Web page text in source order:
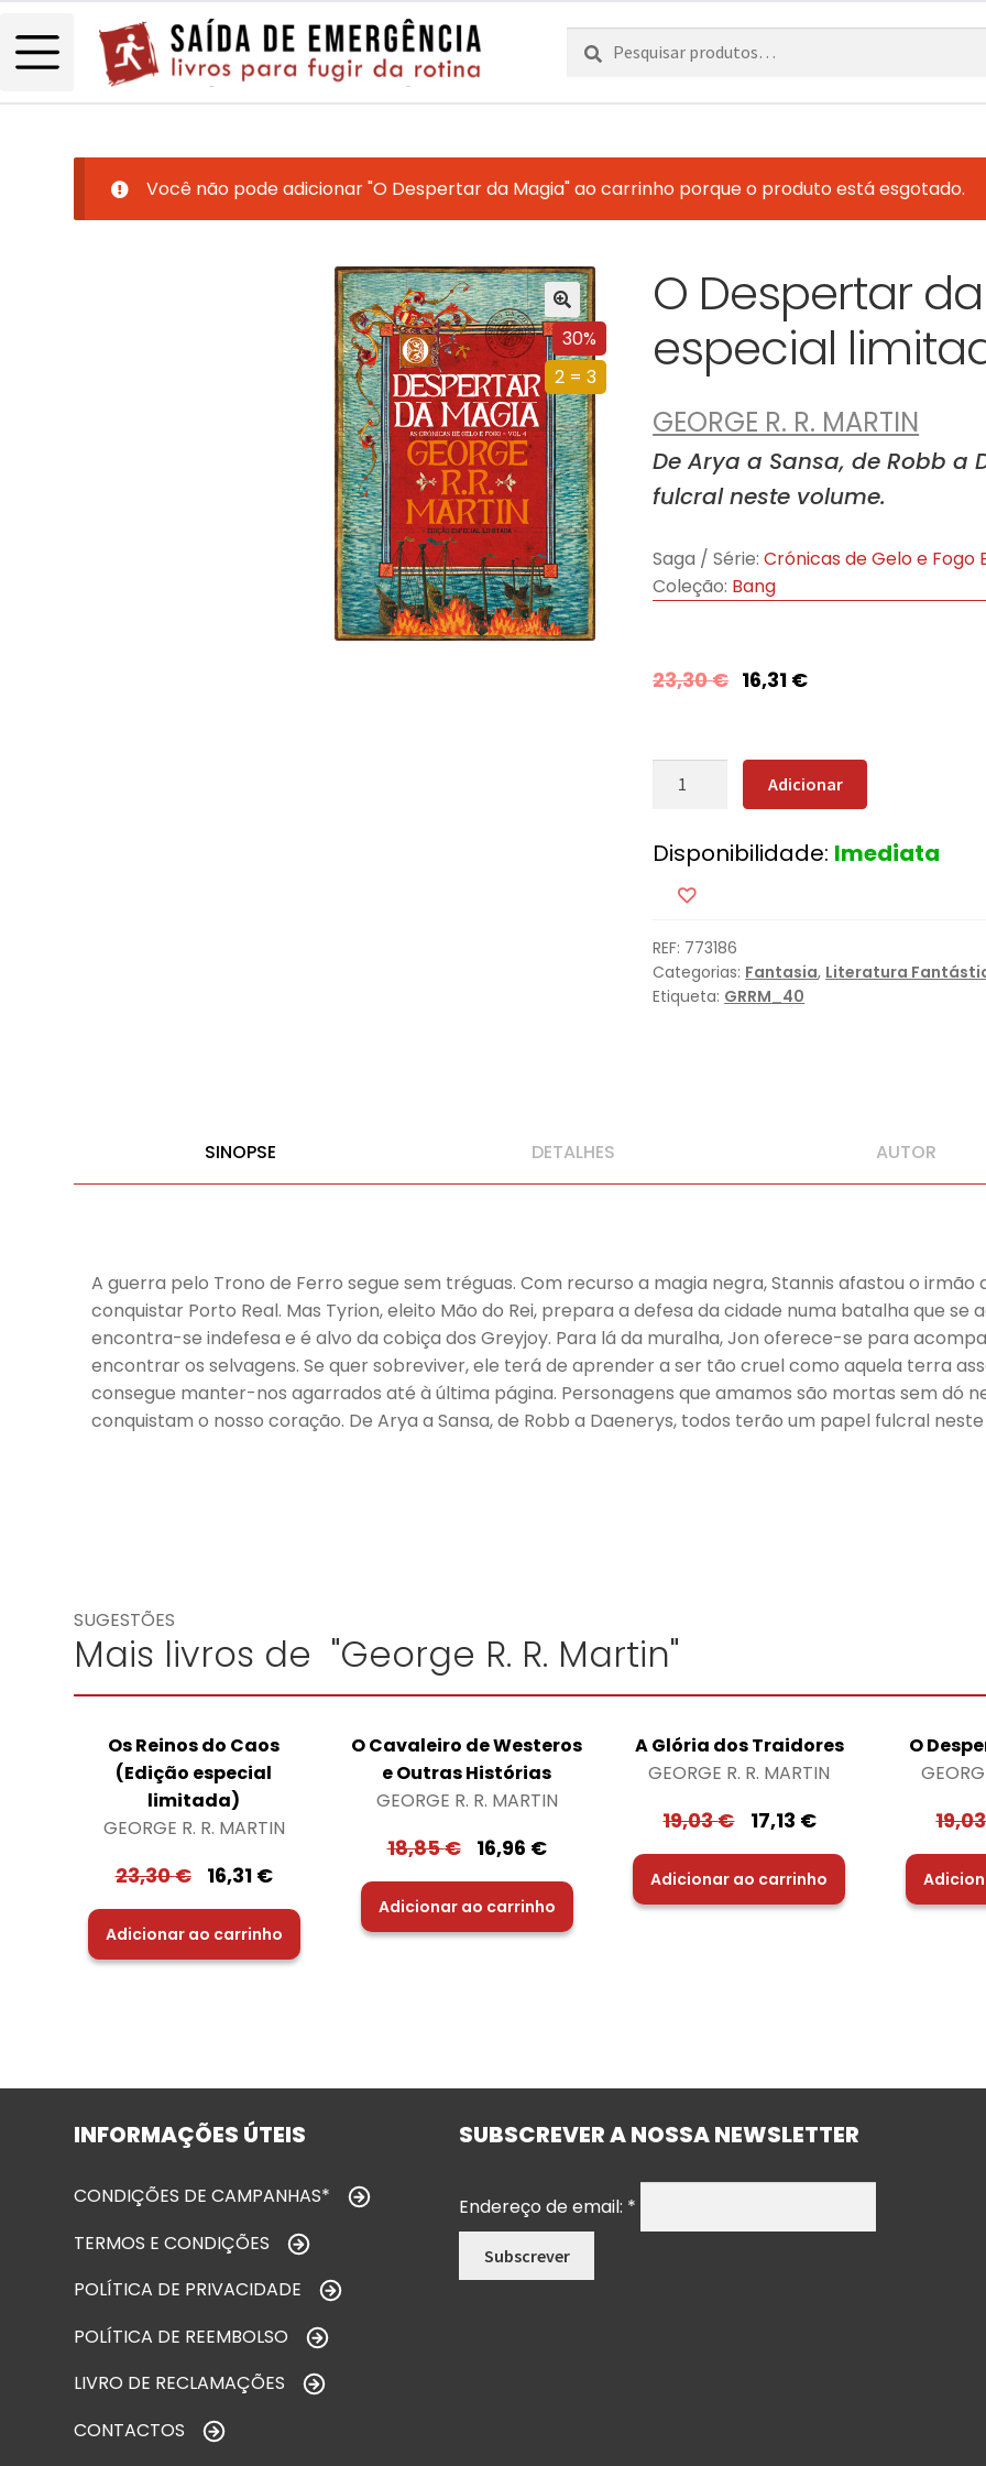
Pesquisar
por:
Pesquisa
Você não pode adicionar "O Despertar da Magia" ao carrinho porque o produto está esgotado.
30%
2 = 3
O Despertar
especial
GEORGE R. R. MARTIN
De Arya a Sansa, de Robb
fulcral neste volume.
Saga / Série: Crónicas de Gelo e Fogo
Coleção: Bang
23,30€ 16,31 €
Quantidade
Despertar
Magia
(Edição
especial
limitada)
Adicionar
Disponibilidade: Imediata
REF: 773186
Categorias: Fantasia, Literatura
Etiqueta: GRRM_40
SINOPSE DETALHES AUTOR
A guerra pelo Trono de Ferro segue sem tréguas. Com recurso a magia negra, Stannis afastou o
conquistar Porto Real. Mas Tyrion, eleito Mão do Rei, prepara a defesa da cidade numa batalha que se
encontra-se indefesa e é alvo da cobiça dos Greyjoy. Para lá da muralha, Jon oferece-se para
encontrar os selvagens. Se quer sobreviver, ele terá de aprender a ser tão cruel como aquela terra
consegue manter-nos agarrados até à última página. Personagens que amamos são mortas sem dó
conquistam o nosso coração. De Arya a Sansa, de Robb a Daenerys, todos terão um papel fulcral
SUGESTÕES
Mais livros de "George R. R. Martin"
Os Reinos do Caos
(Edição especial
limitada)
GEORGE R. R. MARTIN
23,30€ 16,31 €
Adicionar ao carrinho
O Cavaleiro de Westeros
e Outras Histórias
GEORGE R. R. MARTIN
18,85€ 16,96 €
Adicionar ao carrinho
A Glória dos Traidores
GEORGE R. R. MARTIN
19,03€ 17,13 €
Adicionar ao carrinho
O
INFORMAÇÕES ÚTEIS
CONDIÇÕES DE CAMPANHAS*
TERMOS E CONDIÇÕES
POLÍTICA DE PRIVACIDADE
POLÍTICA DE REEMBOLSO
LIVRO DE RECLAMAÇÕES
CONTACTOS
SUBSCREVER A NOSSA NEWSLETTER
Endereço de email: *